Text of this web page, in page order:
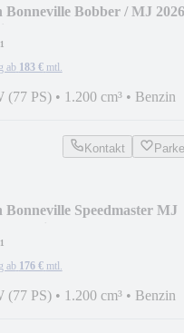
Bobber / MJ
¹
ab 183 € mtl.
(77 PS) • 1.200 cm³ • Benzin
Kontakt
Speedmaster MJ
¹
ab 176 € mtl.
(77 PS) • 1.200 cm³ • Benzin